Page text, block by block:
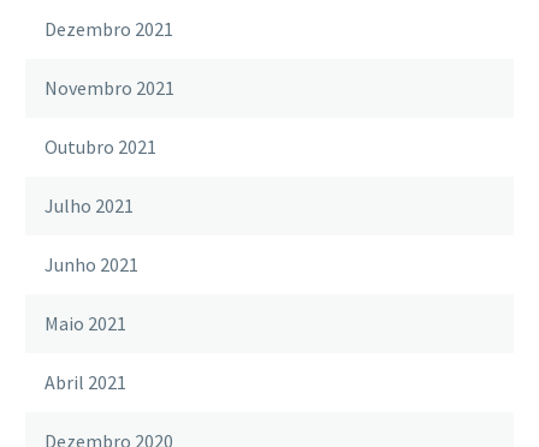
Dezembro 2021
Novembro 2021
Outubro 2021
Julho 2021
Junho 2021
Maio 2021
Abril 2021
Dezembro 2020